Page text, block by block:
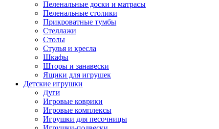
Пеленальные доски и матрасы
Пеленальные столики
Прикроватные тумбы
Стеллажи
Столы
Стулья и кресла
Шкафы
Шторы и занавески
Ящики для игрушек
Детские игрушки
Дуги
Игровые коврики
Игровые комплексы
Игрушки для песочницы